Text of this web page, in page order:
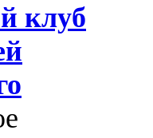
клуб